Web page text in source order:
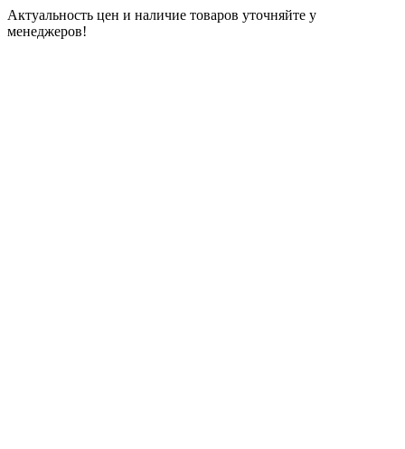
Актуальность цен и наличие товаров уточняйте у
менеджеров!